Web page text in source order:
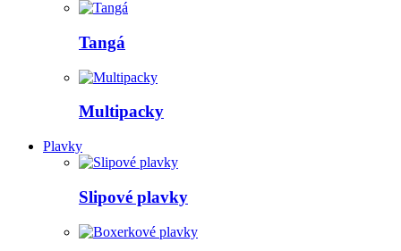
Tangá
Multipacky
Plavky
Slipové plavky